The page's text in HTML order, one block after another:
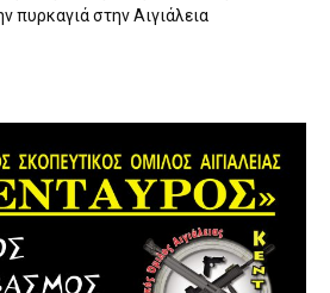
πυρκαγιά στην Αιγιάλεια